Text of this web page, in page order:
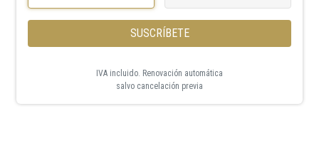
SUSCRÍBETE
IVA incluido. Renovación automática
salvo cancelación previa